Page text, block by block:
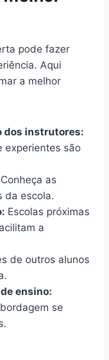
pode fazer
Aqui
a melhor
dos instrutores:
experientes são
Conheça as
da escola.
Escolas próximas
a
de outros alunos
ensino:
se